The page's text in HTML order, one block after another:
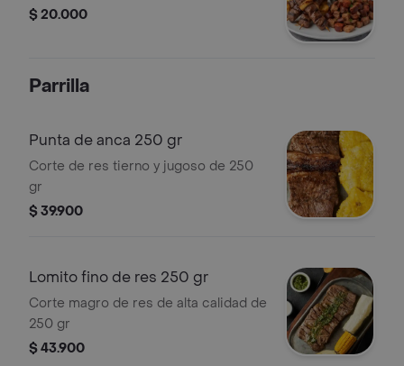
$ 20.000
Parrilla
Punta de anca 250 gr
Corte de res tierno y jugoso de 250
gr
$ 39.900
Lomito fino de res 250 gr
Corte magro de res de alta calidad de
250 gr
$ 43.900